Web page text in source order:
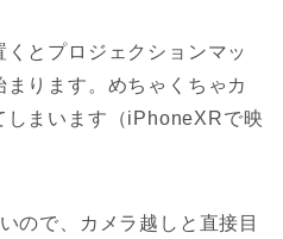
とプロジェクションマッ
ります。めちゃくちゃカ
しまいます（iPhoneXRで映
ので、カメラ越しと直接目